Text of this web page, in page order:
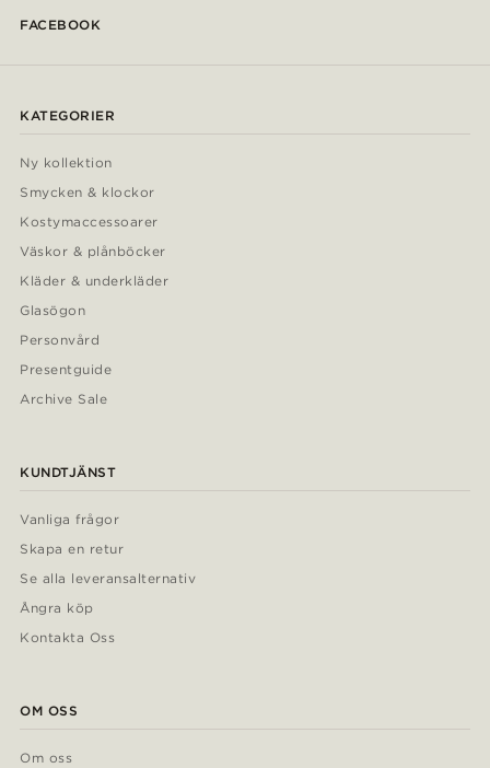
FACEBOOK
KATEGORIER
Ny kollektion
Smycken & klockor
Kostymaccessoarer
Väskor & plånböcker
Kläder & underkläder
Glasögon
Personvård
Presentguide
Archive Sale
KUNDTJÄNST
Vanliga frågor
Skapa en retur
Se alla leveransalternativ
Ångra köp
Kontakta Oss
OM OSS
Om oss